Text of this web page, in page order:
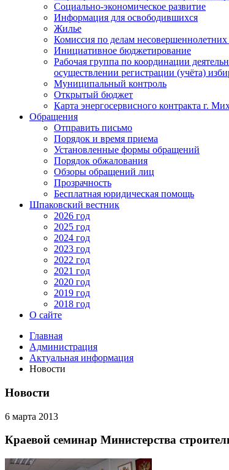
Социально-экономическое развитие
Информация для освободившихся
Жилье
Комиссия по делам
Инициативное бюджетирование
Рабочая группа по координации
осуществлении регистрации (учёта)
Муниципальный контроль
Открытый бюджет
Карта энергосервисного контракта г.
Обращения
Отправить письмо
Порядок и время приема
Установленные формы обращений
Порядок обжалования
Обзоры обращений лиц
Прозрачность
Бесплатная юридическая помощь
Шпаковский вестник
2026 год
2025 год
2024 год
2023 год
2022 год
2021 год
2020 год
2019 год
2018 год
О сайте
Главная
Администрация
Актуальная информация
Новости
Новости
6 марта 2013
Краевой семинар Министерства